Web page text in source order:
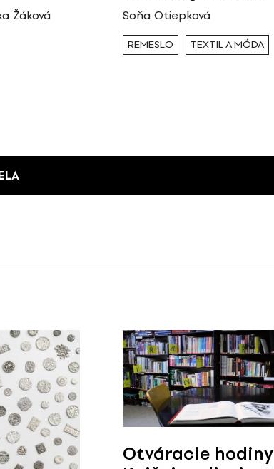
Žáková Soňa Otiepková
REMESLO TEXTIL A MÓDA
Otváracie hodiny